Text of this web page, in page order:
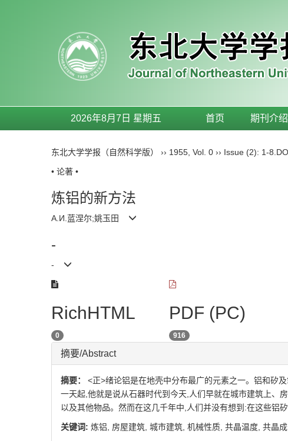
2026年8月7日 星期五 首页 期刊介绍
东北大学学报（自然科学版） ›› 1955 Vol. 0 ›› Issue (2): 1-8.
• 论著 •
炼铝的新方法
А.И.蓝涅尔;姚玉田
-
-
RichHTML
0
PDF (PC)
916
摘要/Abstract
摘要： <正>绪论铝是在地壳中分布最广的元素之一。铝和矽
一天起,他就是说从石器时代到今天,人们早就在城市建筑上
以及其他物品。然而在这几千年中,人们并没有想到:在这些铝
关键词: 炼铝, 房屋建筑, 城市建筑, 机械性质, 共晶温度, 共晶成